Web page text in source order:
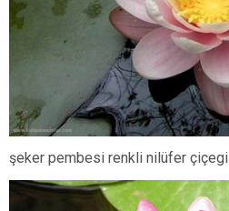
şeker pembesi renkli nilüfer çiçegi